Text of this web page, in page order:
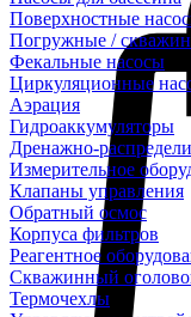
Поверхностные
Погружные /
Фекальные насосы
Циркуляционные
Аэрация
Гидроаккумуляторы
Дренажно-
Измерительное
Клапаны управления
Обратный осмос
Корпуса фильтров
Реагентное
Скважинный
Термочехлы